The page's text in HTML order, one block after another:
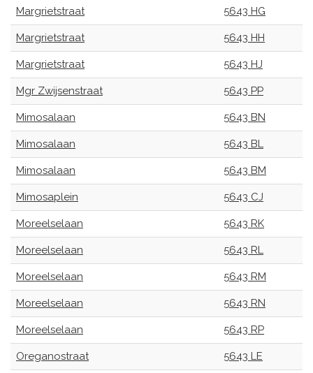
Margrietstraat 5643 HG
Margrietstraat 5643 HH
Margrietstraat 5643 HJ
Mgr Zwijsenstraat 5643 PP
Mimosalaan 5643 BN
Mimosalaan 5643 BL
Mimosalaan 5643 BM
Mimosaplein 5643 CJ
Moreelselaan 5643 RK
Moreelselaan 5643 RL
Moreelselaan 5643 RM
Moreelselaan 5643 RN
Moreelselaan 5643 RP
Oreganostraat 5643 LE